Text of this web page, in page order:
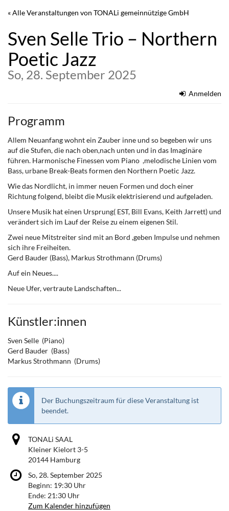
Zum
springen
« Alle Veranstaltungen von TONALi gemeinnützige GmbH
Sven Selle Trio – Northern
Poetic Jazz
So, 28. September 2025
Anmelden
Programm
Allem Neuanfang wohnt ein Zauber inne und so begeben wir uns
auf die Stufen, die nach oben,nach unten und in das Imaginäre
führen. Harmonische Finessen vom Piano ,melodische Linien vom
Bass, urbane Break-Beats formen den Northern Poetic Jazz.
Wie das Nordlicht, in immer neuen Formen und doch einer
Richtung folgend, bleibt die Musik elektrisierend und aufgeladen.
Unsere Musik hat einen Ursprung( EST, Bill Evans, Keith Jarrett) und
verändert sich im Lauf der Reise zu einem eigenen Stil.
Zwei neue Mitstreiter sind mit an Bord ,geben Impulse und nehmen
sich ihre Freiheiten.
Gerd Bauder (Bass), Markus Strothmann (Drums)
Auf ein Neues....
Neue Ufer, vertraute Landschaften...
Künstler:innen
Sven Selle (Piano)
Gerd Bauder (Bass)
Markus Strothmann (Drums)
Der Buchungszeitraum für diese Veranstaltung ist
beendet.
TONALi SAAL
Kleiner Kielort 3-5
20144 Hamburg
So, 28. September 2025
Beginn: 19:30 Uhr
Ende: 21:30 Uhr
Zum Kalender hinzufügen